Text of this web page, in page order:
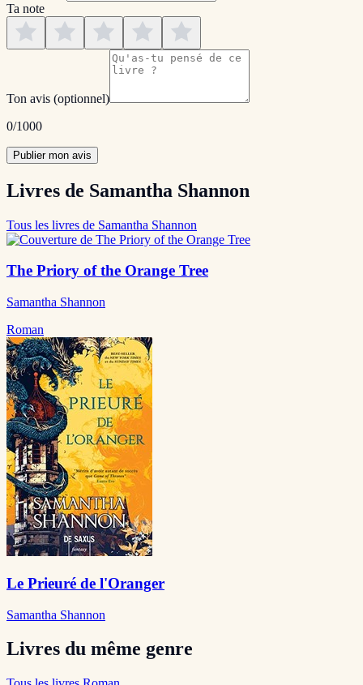
Ta note
Ton avis (optionnel)
0/1000
Publier mon avis
Livres de Samantha Shannon
Tous les livres de Samantha Shannon
The Priory of the Orange Tree
Samantha Shannon
Roman
Le Prieuré de l'Oranger
Samantha Shannon
Livres du même genre